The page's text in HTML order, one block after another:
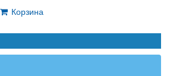
Корзина